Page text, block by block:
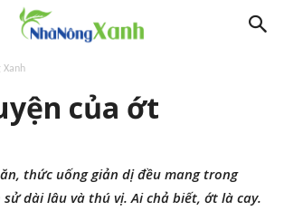
Xanh
của ớt
thức uống giản dị đều mang trong
dài lâu và thú vị. Ai chả biết, ớt là cay.